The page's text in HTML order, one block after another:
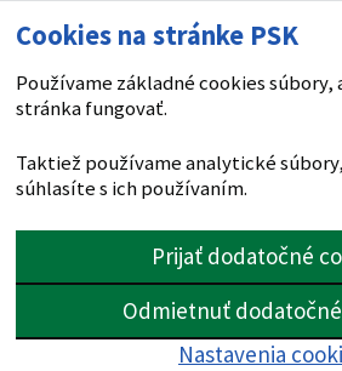
Cookies na stránke PSK
Používame základné cookies
stránka fungovať.
Taktiež používame analytické
súhlasíte s ich používaním.
Prijať dodatočné
Odmietnuť
Nastavenia